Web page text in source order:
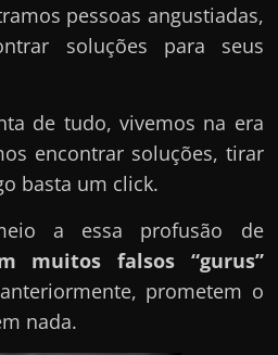
pessoas angustiadas,
soluções para seus
de tudo, vivemos na era
encontrar soluções, tirar
basta um click.
a essa profusão de
muitos falsos “gurus”
prometem o
nada.